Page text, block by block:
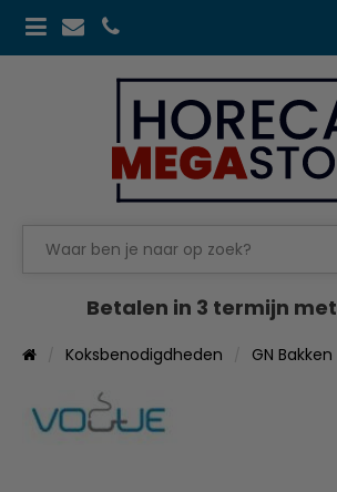
Betalen in 3 termijn met
Koksbenodigdheden GN Bakken